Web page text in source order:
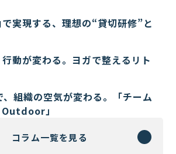
実現する、理想の“貸切研修”と
動が変わる。ヨガで整えるリト
組織の空気が変わる。「チーム
」
コラム一覧を見る